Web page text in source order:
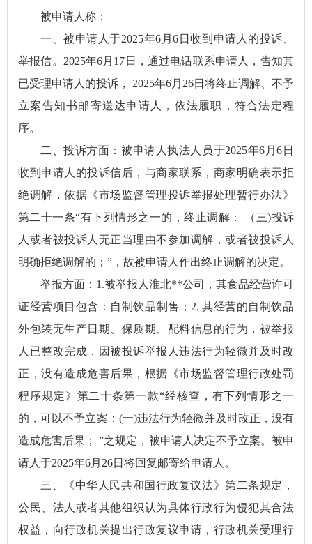
被申请人称：
一、被申请人于2025年6月6日收到申请人的投诉、
举报信。2025年6月17日，通过电话联系申请人，告知其
已受理申请人的投诉， 2025年6月26日将终止调解、不予
立案告知书邮寄送达申请人，依法履职，符合法定程
序。
二、投诉方面：被申请人执法人员于2025年6月6日
收到申请人的投诉信后，与商家联系，商家明确表示拒
绝调解，依据《市场监督管理投诉举报处理暂行办法》
第二十一条“有下列情形之一的，终止调解： （三)投诉
人或者被投诉人无正当理由不参加调解，或者被投诉人
明确拒绝调解的；”，故被申请人作出终止调解的决定。
举报方面：1.被举报人淮北**公司，其食品经营许可
证经营项目包含：自制饮品制售；2. 其经营的自制饮品
外包装无生产日期、保质期、配料信息的行为，被举报
人已整改完成，因被投诉举报人违法行为轻微并及时改
正，没有造成危害后果，根据《市场监督管理行政处罚
程序规定》第二十条第一款“经核查，有下列情形之一
的，可以不予立案：(一)违法行为轻微并及时改正，没有
造成危害后果； ”之规定，被申请人决定不予立案。被申
请人于2025年6月26日将回复邮寄给申请人。
三、《中华人民共和国行政复议法》第二条规定，
公民、法人或者其他组织认为具体行政行为侵犯其合法
权益，向行政机关提出行政复议申请，行政机关受理行